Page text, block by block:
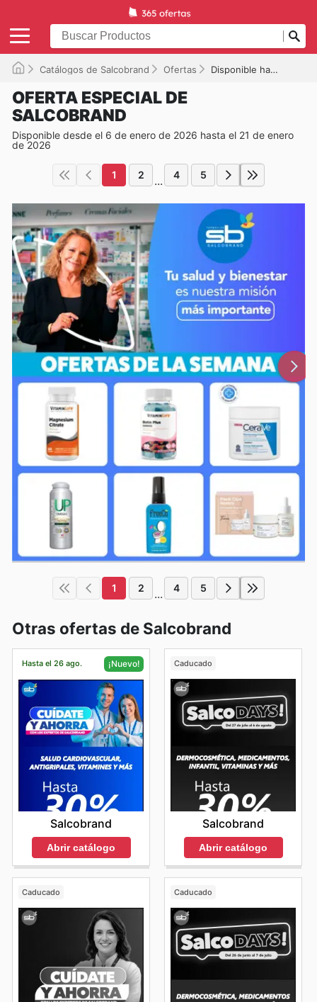
Catálogos de Salcobrand Ofertas Disponible hasta el 21-01-2026
OFERTA ESPECIAL DE
SALCOBRAND
Disponible desde el 6 de enero de 2026 hasta el 21 de enero
de 2026
1 2 ... 4 5
1 2 ... 4 5
Otras ofertas de Salcobrand
Hasta el 26 ago. ¡Nuevo!
Salcobrand
Abrir catálogo
Caducado
Salcobrand
Abrir catálogo
Caducado Caducado